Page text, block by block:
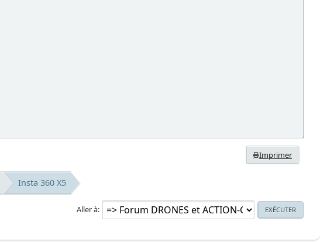
Imprimer
Insta 360 X5
Aller à